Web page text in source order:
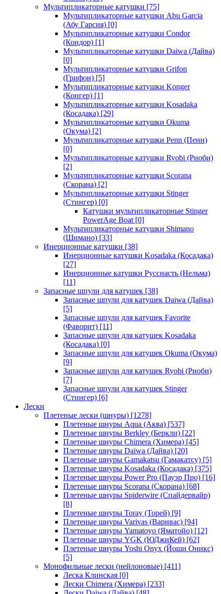
Мультипликаторные катушки [75]
Мультипликаторные катушки Abu Garcia
(Абу Гарсия) [0]
Мультипликаторные катушки Condor
(Кондор) [1]
Мультипликаторные катушки Daiwa (Дайва)
[0]
Мультипликаторные катушки Grifon
(Грифон) [5]
Мультипликаторные катушки Konger
(Конгер) [1]
Мультипликаторные катушки Kosadaka
(Косадака) [29]
Мультипликаторные катушки Okuma
(Окума) [2]
Мультипликаторные катушки Penn (Пенн)
[0]
Мультипликаторные катушки Ryobi (Риоби)
[2]
Мультипликаторные катушки Scorana
(Скорана) [2]
Мультипликаторные катушки Stinger
(Стингер) [0]
Катушки мультипликаторные Stinger
PowerAge Boat [0]
Мультипликаторные катушки Shimano
(Шимано) [33]
Инерционные катушки [38]
Инерционные катушки Kosadaka (Косадака)
[27]
Инерционные катушки Русснасть (Нельма)
[11]
Запасные шпули для катушек [38]
Запасные шпули для катушек Daiwa (Дайва)
[5]
Запасные шпули для катушек Favorite
(Фаворит) [11]
Запасные шпули для катушек Kosadaka
(Косадака) [0]
Запасные шпули для катушек Okuma (Окума)
[9]
Запасные шпули для катушек Ryobi (Риоби)
[7]
Запасные шпули для катушек Stinger
(Стингер) [6]
Лески
Плетеные лески (шнуры) [1278]
Плетеные шнуры Aqua (Аква) [537]
Плетеные шнуры Berkley (Беркли) [22]
Плетеные шнуры Chimera (Химера) [45]
Плетеные шнуры Daiwa (Дайва) [20]
Плетеные шнуры Gamakatsu (Гамакатсу) [5]
Плетеные шнуры Kosadaka (Косадака) [375]
Плетеные шнуры Power Pro (Пауэр Про) [16]
Плетеные шнуры Scorana (Скорана) [68]
Плетеные шнуры Spiderwire (Спайдервайр)
[8]
Плетеные шнуры Toray (Торей) [9]
Плетеные шнуры Varivas (Варивас) [94]
Плетеные шнуры Yamatoyo (Яматойо) [12]
Плетеные шнуры YGK (ЮДжиКей) [62]
Плетеные шнуры Yoshi Onyx (Йоши Оникс)
[5]
Монофильные лески (нейлоновые) [411]
Леска Клинская [0]
Лески Chimera (Химера) [233]